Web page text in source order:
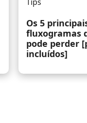
Os 5
fluxogramas
pode perder
incluídos]